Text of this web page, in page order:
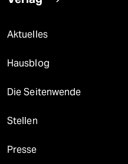
Aktuelles
Hausblog
Die Seitenwende
Stellen
Presse